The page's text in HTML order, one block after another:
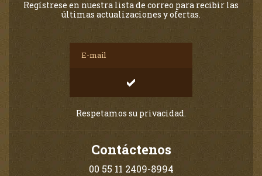
Regístrese en nuestra lista de correo para recibir las
últimas actualizaciones y ofertas.
Respetamos su privacidad.
Contáctenos
00 55 11 2409-8994